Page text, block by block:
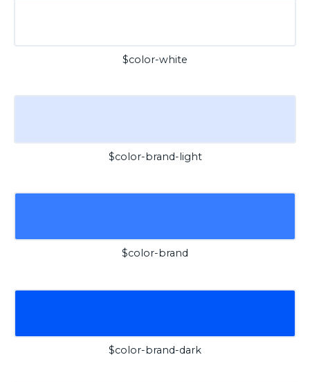
$color-white
$color-brand-light
$color-brand
$color-brand-dark